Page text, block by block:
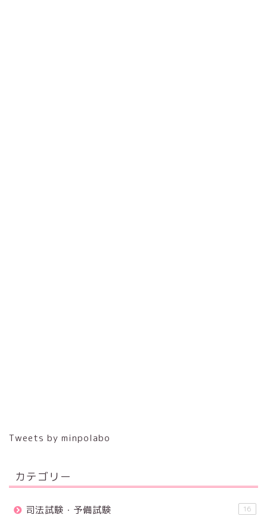
Tweets by minpolabo
カテゴリー
司法試験・予備試験 16